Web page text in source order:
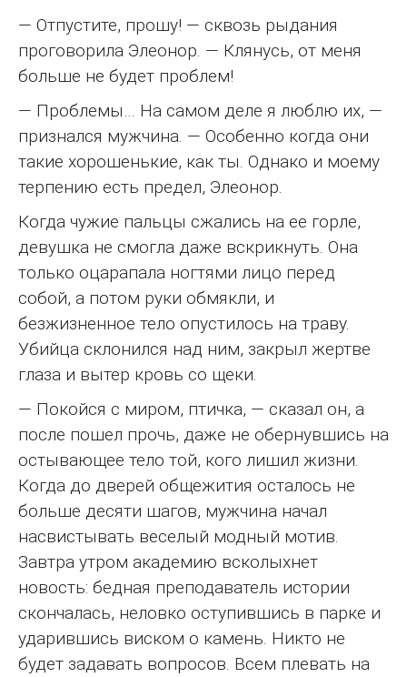
— Отпустите, прошу! — сквозь рыдания
проговорила Элеонор. — Клянусь, от меня
больше не будет проблем!
— Проблемы… На самом деле я люблю их, —
признался мужчина. — Особенно когда они
такие хорошенькие, как ты. Однако и моему
терпению есть предел, Элеонор.
Когда чужие пальцы сжались на ее горле,
девушка не смогла даже вскрикнуть. Она
только оцарапала ногтями лицо перед
собой, а потом руки обмякли, и
безжизненное тело опустилось на траву.
Убийца склонился над ним, закрыл жертве
глаза и вытер кровь со щеки.
— Покойся с миром, птичка, — сказал он, а
после пошел прочь, даже не обернувшись на
остывающее тело той, кого лишил жизни.
Когда до дверей общежития осталось не
больше десяти шагов, мужчина начал
насвистывать веселый модный мотив.
Завтра утром академию всколыхнет
новость: бедная преподаватель истории
скончалась, неловко оступившись в парке и
ударившись виском о камень. Никто не
будет задавать вопросов. Всем плевать на